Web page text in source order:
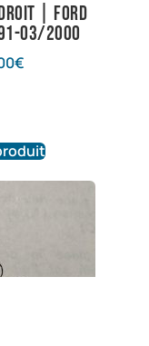
droit | Ford
03/2000
€